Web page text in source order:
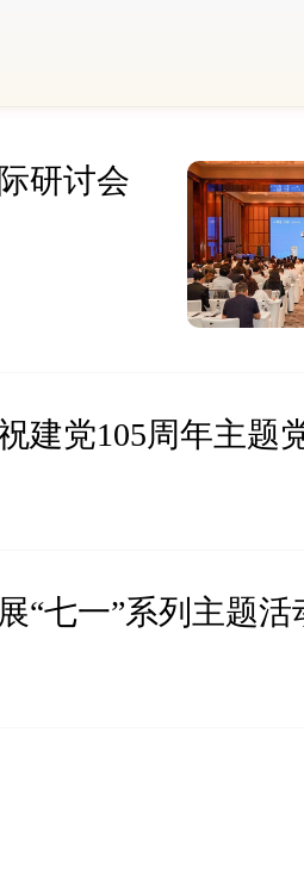
研讨会
建党105周年主题
“七一”系列主题活